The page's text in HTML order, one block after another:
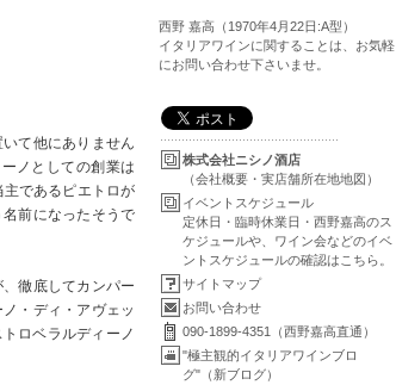
て他にありません
ノとしての創業は
であるピエトロが
前になったそうで
徹底してカンパー
・ディ・アヴェッ
ロベラルディーノ
西野 嘉高（1970年4月22日:A型）
イタリアワインに関することは、お気軽
にお問い合わせ下さいませ。
株式会社ニシノ酒店
（会社概要・実店舗所在地地図）
イベントスケジュール
定休日・臨時休業日・西野嘉高のス
ケジュールや、ワイン会などのイベ
ントスケジュールの確認はこちら。
サイトマップ
お問い合わせ
090-1899-4351（西野嘉高直通）
"極主観的イタリアワインブロ
グ"（新ブログ）